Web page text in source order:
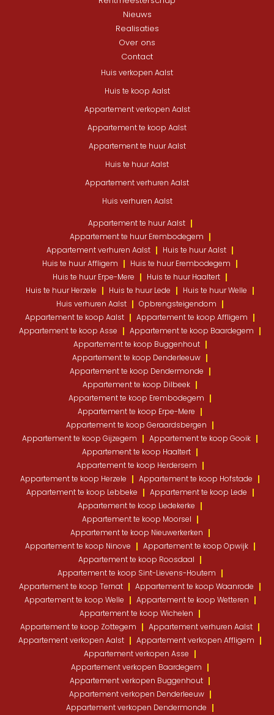
Nieuws
Realisaties
Over ons
Contact
Huis verkopen Aalst
Huis te koop Aalst
Appartement verkopen Aalst
Appartement te koop Aalst
Appartement te huur Aalst
Huis te huur Aalst
Appartement verhuren Aalst
Huis verhuren Aalst
Appartement te huur Aalst
Appartement te huur Erembodegem
Appartement verhuren Aalst
Huis te huur Aalst
Huis te huur Affligem
Huis te huur Erembodegem
Huis te huur Erpe-Mere
Huis te huur Haaltert
Huis te huur Herzele
Huis te huur Lede
Huis te huur Welle
Huis verhuren Aalst
Opbrengsteigendom
Appartement te koop Aalst
Appartement te koop Affligem
Appartement te koop Asse
Appartement te koop Baardegem
Appartement te koop Buggenhout
Appartement te koop Denderleeuw
Appartement te koop Dendermonde
Appartement te koop Dilbeek
Appartement te koop Erembodegem
Appartement te koop Erpe-Mere
Appartement te koop Geraardsbergen
Appartement te koop Gijzegem
Appartement te koop Gooik
Appartement te koop Haaltert
Appartement te koop Herdersem
Appartement te koop Herzele
Appartement te koop Hofstade
Appartement te koop Lebbeke
Appartement te koop Lede
Appartement te koop Liedekerke
Appartement te koop Moorsel
Appartement te koop Nieuwerkerken
Appartement te koop Ninove
Appartement te koop Opwijk
Appartement te koop Roosdaal
Appartement te koop Sint-Lievens-Houtem
Appartement te koop Ternat
Appartement te koop Waanrode
Appartement te koop Welle
Appartement te koop Wetteren
Appartement te koop Wichelen
Appartement te koop Zottegem
Appartement verhuren Aalst
Appartement verkopen Aalst
Appartement verkopen Affligem
Appartement verkopen Asse
Appartement verkopen Baardegem
Appartement verkopen Buggenhout
Appartement verkopen Denderleeuw
Appartement verkopen Dendermonde